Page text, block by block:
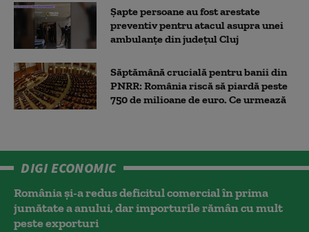
Șapte persoane au fost arestate
preventiv pentru atacul asupra unei
ambulanțe din județul Cluj
Săptămână crucială pentru banii din
PNRR: România riscă să piardă peste
750 de milioane de euro. Ce urmează
DIGI ECONOMIC
România și-a redus deficitul comercial în prima
jumătate a anului, dar importurile rămân cu mult
peste exporturi